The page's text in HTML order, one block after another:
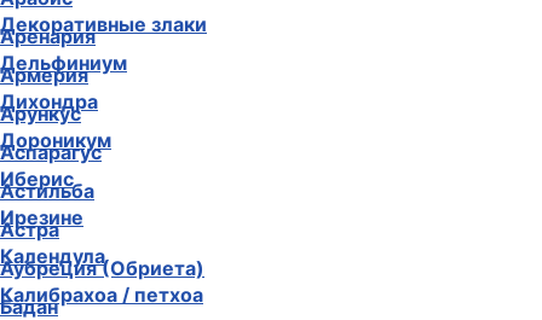
Аренария
Армерия
Арункус
Аспарагус
Астильба
Астра
Аубреция (Обриета)
Бадан
Декоративные злаки
Дельфиниум
Дихондра
Дороникум
Иберис
Ирезине
Календула
Калибрахоа / петхоа